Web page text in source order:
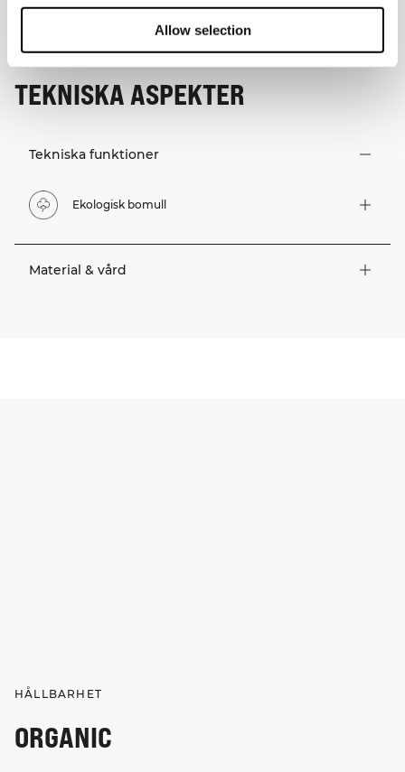
Allow selection
TEKNISKA ASPEKTER
Tekniska funktioner
Ekologisk bomull
Material & vård
HÅLLBARHET
ORGANIC